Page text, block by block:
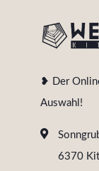
❥ Der
Auswahl!
6370